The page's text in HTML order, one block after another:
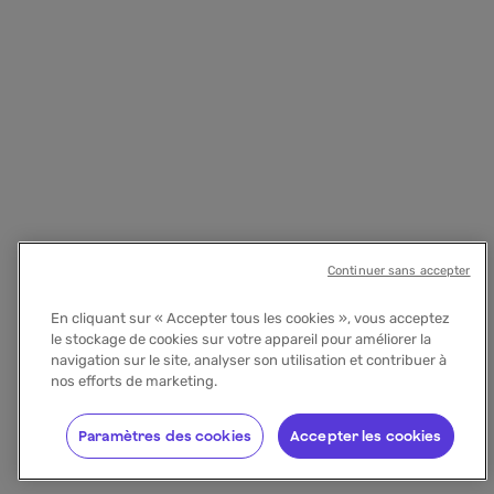
En cliquant sur « Accepter tous les cookies », vous acceptez
le stockage de cookies sur votre appareil pour améliorer la
navigation sur le site, analyser son utilisation et contribuer à
nos efforts de marketing.
Accepter les cookies
Paramètres des cookies
Continuer sans accepter